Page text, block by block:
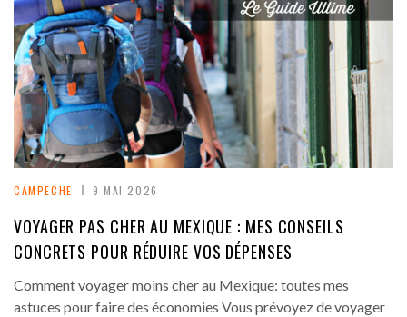
CAMPECHE 9 MAI 2026
VOYAGER PAS CHER AU MEXIQUE : MES CONSEILS
CONCRETS POUR RÉDUIRE VOS DÉPENSES
Comment voyager moins cher au Mexique: toutes mes
astuces pour faire des économies Vous prévoyez de voyager